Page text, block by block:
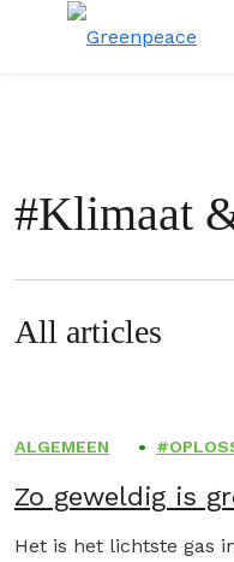
#Klimaat
All articles
ALGEMEEN
Zo geweldig is
Het is het lichtste gas